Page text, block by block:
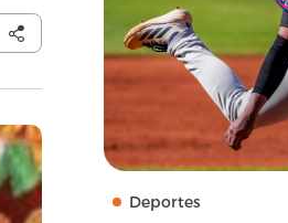
Deportes